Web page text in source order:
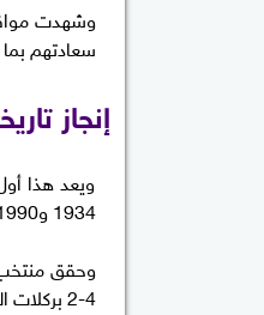
وشهدت
سعادتهم
إنجاز
ويعد هذا
1934 و1990 و2018.
4-2 بركلات الترجيح، بعد انتهاء الوقتين الأصلي والإضافي بالتعادل في مواجهة دور الـ32.